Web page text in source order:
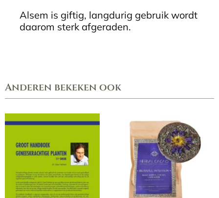
Alsem is giftig, langdurig gebruik wordt
daarom sterk afgeraden.
Anderen bekeken ook